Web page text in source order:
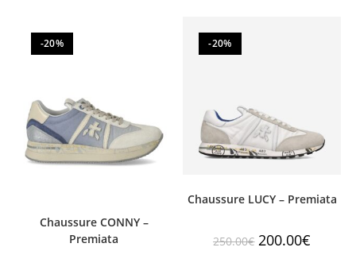
-20%
Chaussure CONNY –
Premiata
-20%
Chaussure LUCY – Premiata
250.00€ 200.00€